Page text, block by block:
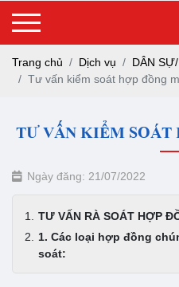
Trang chủ Dịch vụ
DÂN
Tư vấn kiểm soát hợp đồng
TƯ VẤN KIỂM SOÁT
Ngày đăng: 21/07/2022
TƯ VẤN RÀ SOÁT HỢP
1. Các loại hợp đồng
soát: